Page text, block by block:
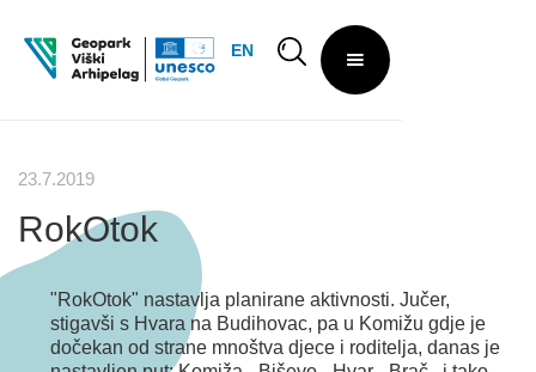
EN
23.7.2019
RokOtok
"RokOtok" nastavlja planirane aktivnosti. Jučer,
stigavši s Hvara na Budihovac, pa u Komižu gdje je
dočekan od strane mnoštva djece i roditelja, danas je